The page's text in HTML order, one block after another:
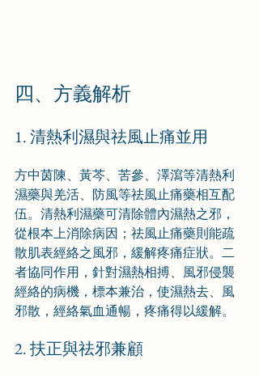
四、方義解析
1. 清熱利濕與祛風止痛並用
方中茵陳、黃芩、苦參、澤瀉等清熱利
濕藥與羌活、防風等祛風止痛藥相互配
伍。清熱利濕藥可清除體內濕熱之邪，
從根本上消除病因；祛風止痛藥則能疏
散肌表經絡之風邪，緩解疼痛症狀。二
者協同作用，針對濕熱相搏、風邪侵襲
經絡的病機，標本兼治，使濕熱去、風
邪散，經絡氣血通暢，疼痛得以緩解。
2. 扶正與祛邪兼顧